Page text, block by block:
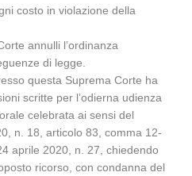
costo in violazione della
annulli l’ordinanza
di legge.
questa Suprema Corte ha
scritte per l’odierna udienza
celebrata ai sensi del
n. 18, articolo 83, comma 12-
aprile 2020, n. 27, chiedendo
ricorso, con condanna del